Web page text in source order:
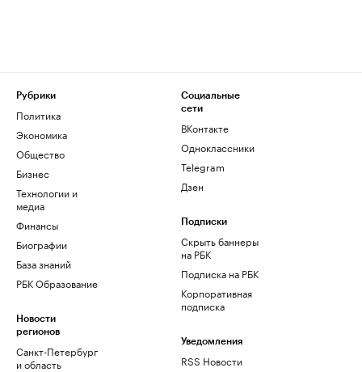
Рубрики
Политика
Экономика
Общество
Бизнес
Технологии и
медиа
Финансы
Биографии
База знаний
РБК Образование
Новости
регионов
Санкт-Петербург
и область
Социальные
сети
ВКонтакте
Одноклассники
Telegram
Дзен
Подписки
Скрыть баннеры
на РБК
Подписка на РБК
Корпоративная
подписка
Уведомления
RSS Новости